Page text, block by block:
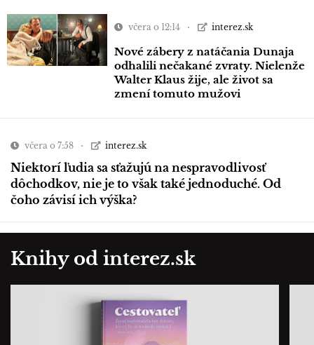
včera o 12:14 interez.sk
Nové zábery z natáčania Dunaja
odhalili nečakané zvraty. Nielenže
Walter Klaus žije, ale život sa
zmení tomuto mužovi
včera o 7:58 interez.sk
Niektorí ľudia sa sťažujú na nespravodlivosť
dôchodkov, nie je to však také jednoduché. Od
čoho závisí ich výška?
Knihy od interez.sk